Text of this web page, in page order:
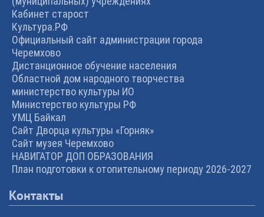
Кабинет старост
Культура.РФ
Официальный сайт администрации города
Черемхово
Дистанционное обучение населения
Областной дом народного творчества
министерство культуры ИО
Министерство культуры РФ
УМЦ Байкал
Сайт Дворца культуры «Горняк»
Сайт музея Черемхово
НАВИГАТОР ДОП ОБРАЗОВАНИЯ
План подготовки к отопительному периоду 2026-2027
Контакты